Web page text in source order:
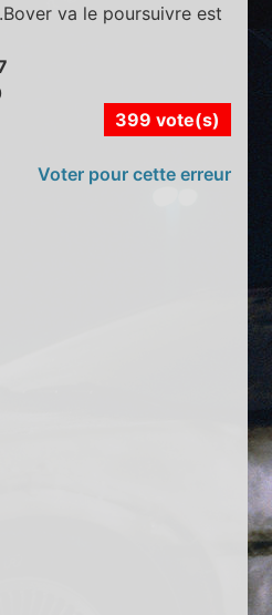
va le poursuivre est
399 vote(s)
Voter pour cette erreur